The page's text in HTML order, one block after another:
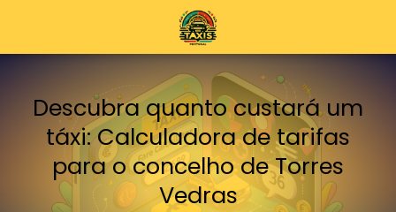
Descubra quanto custará um
táxi: Calculadora de tarifas
para o concelho de Torres
Vedras